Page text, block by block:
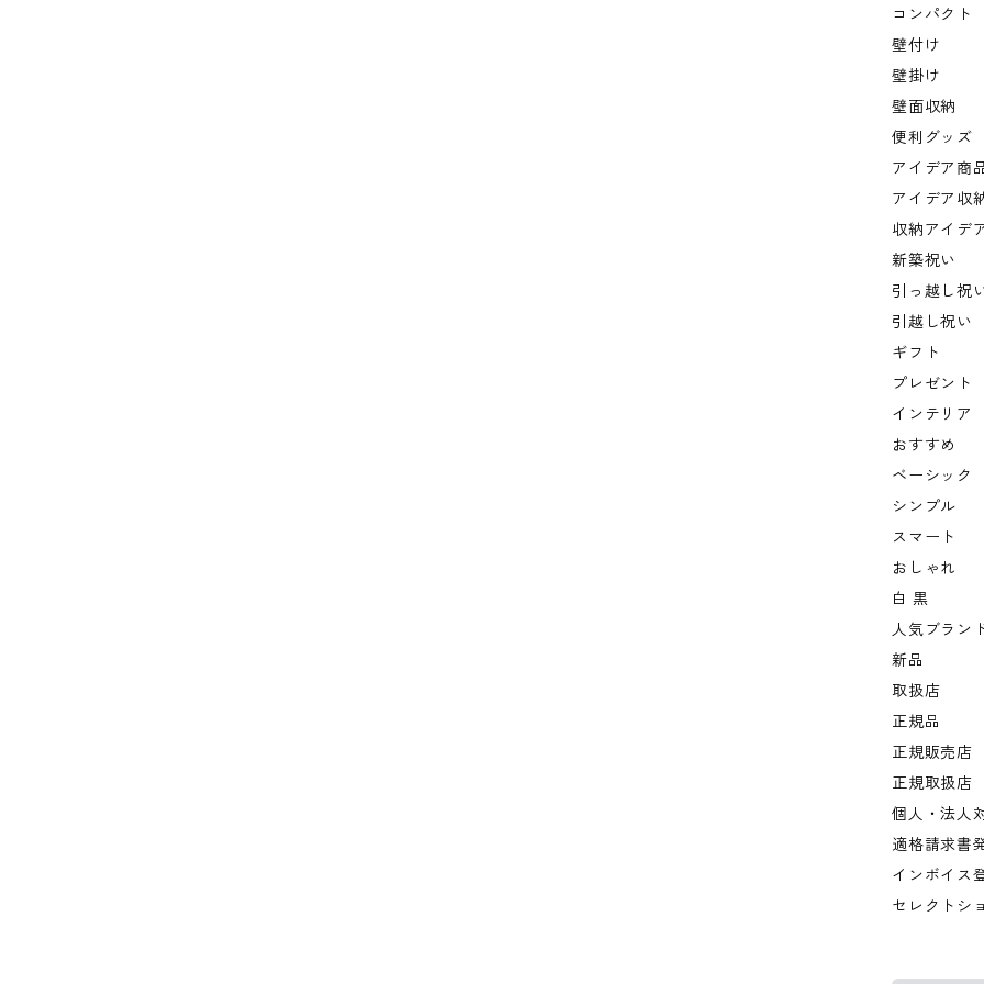
コンパクト
壁付け
壁掛け
壁面収納
便利グッズ
アイデア商
アイデア収
収納アイデ
新築祝い
引っ越し祝
引越し祝い
ギフト
プレゼント
インテリア
おすすめ
ベーシック
シンプル
スマート
おしゃれ
白 黒
人気ブラン
新品
取扱店
正規品
正規販売店
正規取扱店
個人・法人
適格請求書
インボイス
セレクトシ